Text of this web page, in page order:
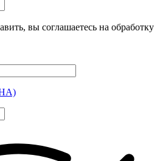
вы соглашаетесь на обработку